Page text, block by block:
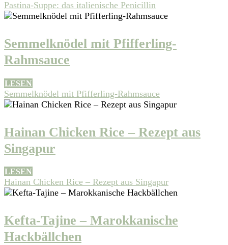
Pastina-Suppe: das italienische Penicillin
Semmelknödel mit Pfifferling-
Rahmsauce
LESEN
Semmelknödel mit Pfifferling-Rahmsauce
Hainan Chicken Rice – Rezept aus
Singapur
LESEN
Hainan Chicken Rice – Rezept aus Singapur
Kefta-Tajine – Marokkanische
Hackbällchen